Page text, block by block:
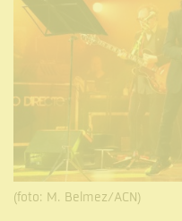
(foto: M. Belmez/ACN)